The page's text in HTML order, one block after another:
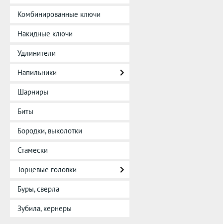
Комбинированные ключи
Накидные ключи
Удлинители
Напильники
Шарниры
Биты
Бородки, выколотки
Стамески
Торцевые головки
Буры, сверла
Зубила, кернеры